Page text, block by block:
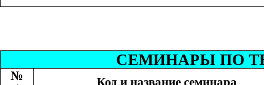
СЕМИНАРЫ ПО
№
Код и название семинара